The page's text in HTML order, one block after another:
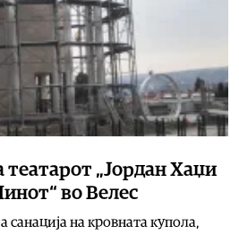
„Јордан Хаџи
во Велес
санација на кровната купола,